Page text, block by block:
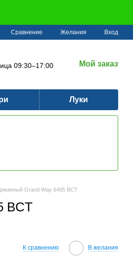
Сравнение Желания Вход
09:30–17:00
Мой заказ
Луки
Grand Way 6495 BCT
BCT
К сравнению В желания